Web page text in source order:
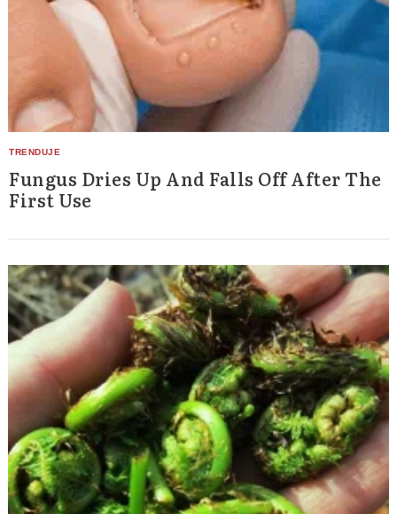
Fungus Dries Up And Falls Off After The
First Use